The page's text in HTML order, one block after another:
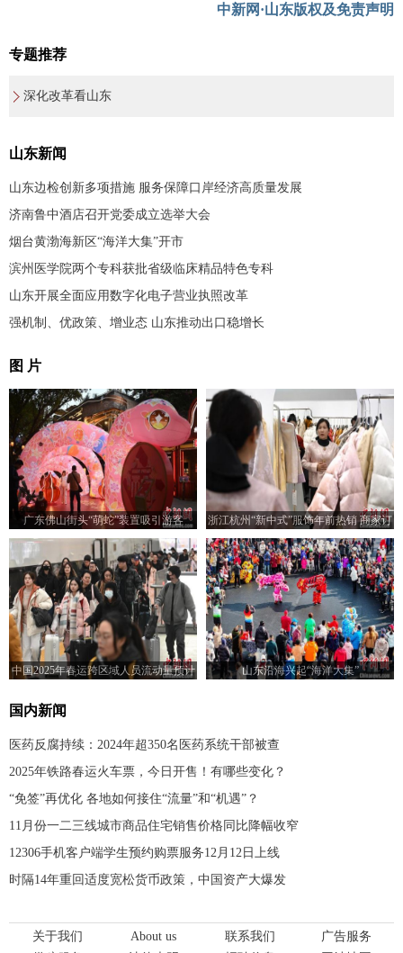
中新网·山东版权及免责声明
专题推荐
深化改革看山东
山东新闻
山东边检创新多项措施 服务保障口岸经济高质量发展
济南鲁中酒店召开党委成立选举大会
烟台黄渤海新区“海洋大集”开市
滨州医学院两个专科获批省级临床精品特色专科
山东开展全面应用数字化电子营业执照改革
强机制、优政策、增业态 山东推动出口稳增长
图 片
广东佛山街头“萌蛇”装置吸引游客
浙江杭州“新中式”服饰年前热销 商家订
单需排期
中国2025年春运跨区域人员流动量预计
山东沿海兴起“海洋大集”
国内新闻
医药反腐持续：2024年超350名医药系统干部被查
2025年铁路春运火车票，今日开售！有哪些变化？
“免签”再优化 各地如何接住“流量”和“机遇”？
11月份一二三线城市商品住宅销售价格同比降幅收窄
12306手机客户端学生预约购票服务12月12日上线
时隔14年重回适度宽松货币政策，中国资产大爆发
关于我们 About us 联系我们
广告服务